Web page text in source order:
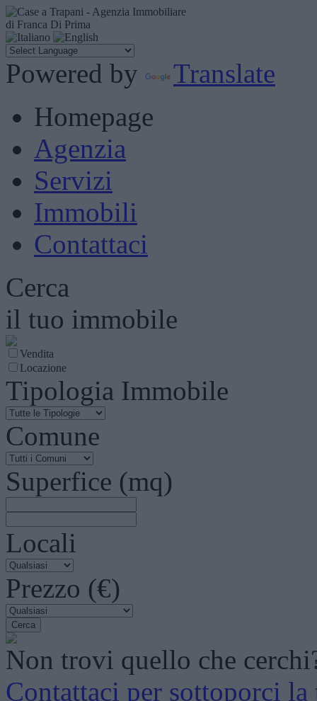
di Franca Di Prima
Powered by
Translate
Homepage
Agenzia
Servizi
Immobili
Contattaci
Cerca
il tuo immobile
Vendita
Locazione
Tipologia Immobile
Comune
Superfice (mq)
Locali
Prezzo (€)
Non trovi quello che
Contattaci per sottoporci la